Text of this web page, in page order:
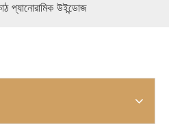
প্যানোরামিক উইন্ডোজ